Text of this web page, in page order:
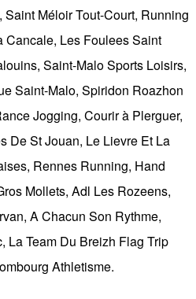
Méloir Tout-Court, Running
Les Foulees Saint
Saint-Malo Sports Loisirs,
Saint-Malo, Spiridon Roazhon
Jogging, Courir à Plerguer,
De St Jouan, Le Lievre Et La
Rennes Running, Hand
Mollets, Adl Les Rozeens,
A Chacun Son Rythme,
La Team Du Breizh Flag Trip
Athletisme.